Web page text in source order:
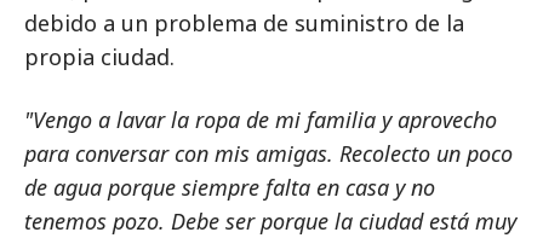
debido a un problema de suministro de la
propia ciudad.
"Vengo a lavar la ropa de mi familia y aprovecho
para conversar con mis amigas. Recolecto un poco
de agua porque siempre falta en casa y no
tenemos pozo. Debe ser porque la ciudad está muy